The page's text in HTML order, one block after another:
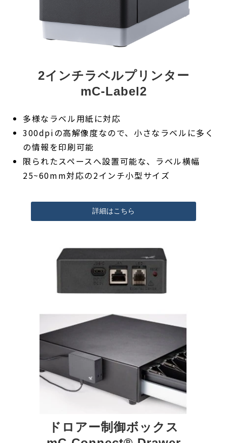
2インチラベルプリンター
mC-Label2
多様なラベル用紙に対応
300dpiの高解像度なので、小さなラベルに多く
の情報を印刷可能
限られたスペースへ設置可能な、ラベル横幅
25~60mm対応の2インチ小型サイズ
詳細はこちら
ドロアー制御ボックス